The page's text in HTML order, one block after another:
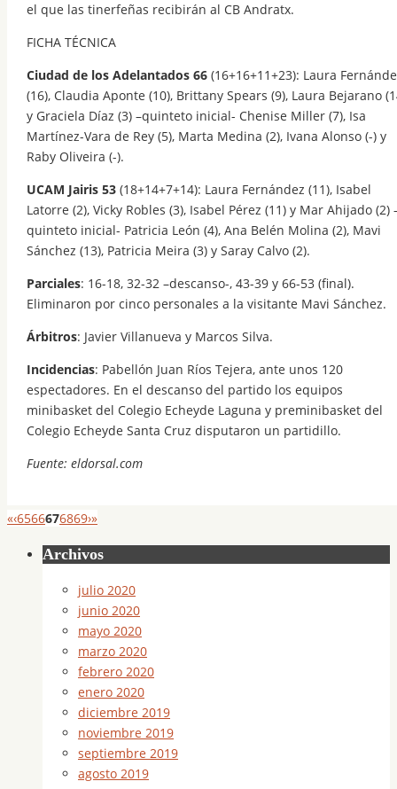
el que las tinerfeñas recibirán al CB Andratx.
FICHA TÉCNICA
Ciudad de los Adelantados 66(16+16+11+23): Laura
(16), Claudia Aponte (10), Brittany Spears (9), Laura Bejarano
y Graciela Díaz (3) –quinteto inicial- Chenise Miller (7), Isa
Martínez-Vara de Rey (5), Marta Medina (2), Ivana Alonso (-) y
Raby Oliveira (-).
UCAM Jairis 53(18+14+7+14): Laura Fernández (11), Isabel
Latorre (2), Vicky Robles (3), Isabel Pérez (11) y Mar Ahijado (2)
quinteto inicial- Patricia León (4), Ana Belén Molina (2), Mavi
Sánchez (13), Patricia Meira (3) y Saray Calvo (2).
Parciales: 16-18, 32-32 –descanso-, 43-39 y 66-53 (final).
Eliminaron por cinco personales a la visitante Mavi Sánchez.
Árbitros: Javier Villanueva y Marcos Silva.
Incidencias: Pabellón Juan Ríos Tejera, ante unos 120
espectadores. En el descanso del partido los equipos
minibasket del Colegio Echeyde Laguna y preminibasket del
Colegio Echeyde Santa Cruz disputaron un partidillo.
Fuente: eldorsal.com
«‹6566676869›»
Archivos
julio 2020
junio 2020
mayo 2020
marzo 2020
febrero 2020
enero 2020
diciembre 2019
noviembre 2019
septiembre 2019
agosto 2019